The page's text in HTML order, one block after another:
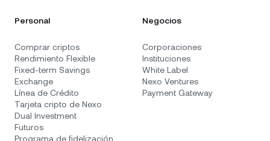
Personal
Comprar criptos
Rendimiento Flexible
Fixed-term Savings
Exchange
Línea de Crédito
Tarjeta cripto de Nexo
Dual Investment
Futuros
Programa de fidelización
Negocios
Corporaciones
Instituciones
White Label
Nexo Ventures
Payment Gateway